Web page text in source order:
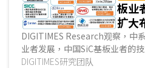
板业
扩大
SiC
DIGITIMES Research观察，中
业者发展，中国SiC基板业者的
些差距。虽然中系电动车业者将
DIGITIMES研究团队